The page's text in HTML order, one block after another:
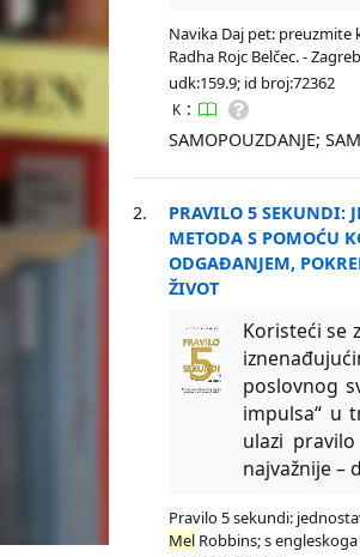
Navika Daj pet:
Radha Rojc Belčec. -
udk:159.9; id broj:72362
K :
SAMOPOUZDANJE;
2.
PRAVILO 5 SEKUNDI:
METODA S POMOĆU
ODGAĐANJEM,
ŽIVOT
Koristeći se
poslovnog
impulsa“ u
ulazi
najvažnije –
Pravilo 5 sekundi:
Mel Robbins; s